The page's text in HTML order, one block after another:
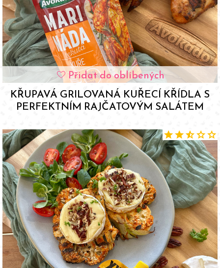
favorite Přidat do oblíbených
KŘUPAVÁ GRILOVANÁ KUŘECÍ KŘÍDLA S
PERFEKTNÍM RAJČATOVÝM SALÁTEM
starstarstar_halfstarstar